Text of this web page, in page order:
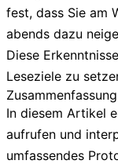
fest, dass Sie am
abends dazu
Diese
Leseziele zu
Zusammenfassung
In diesem Artikel
aufrufen und
umfassendes